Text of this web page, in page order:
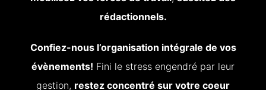
rédactionnels.
Confiez-nous l’organisation intégrale de vos
évènements! Fini le stress engendré par leur
gestion, restez concentré sur votre coeur